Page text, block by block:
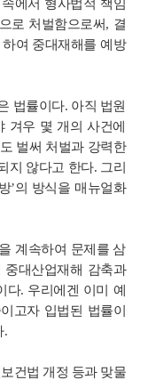
에서 형사법적 책임
로 처벌함으로써, 결
여 중대재해를 예방
법률이다. 아직 법원
겨우 몇 개의 사건에
벌써 처벌과 강력한
지 않다고 한다. 그리
’의 방식을 매뉴얼화
계속하여 문제를 삼
중대산업재해 감축과
다. 우리에겐 이미 예
고자 입법된 법률이
.
건법 개정 등과 맞물